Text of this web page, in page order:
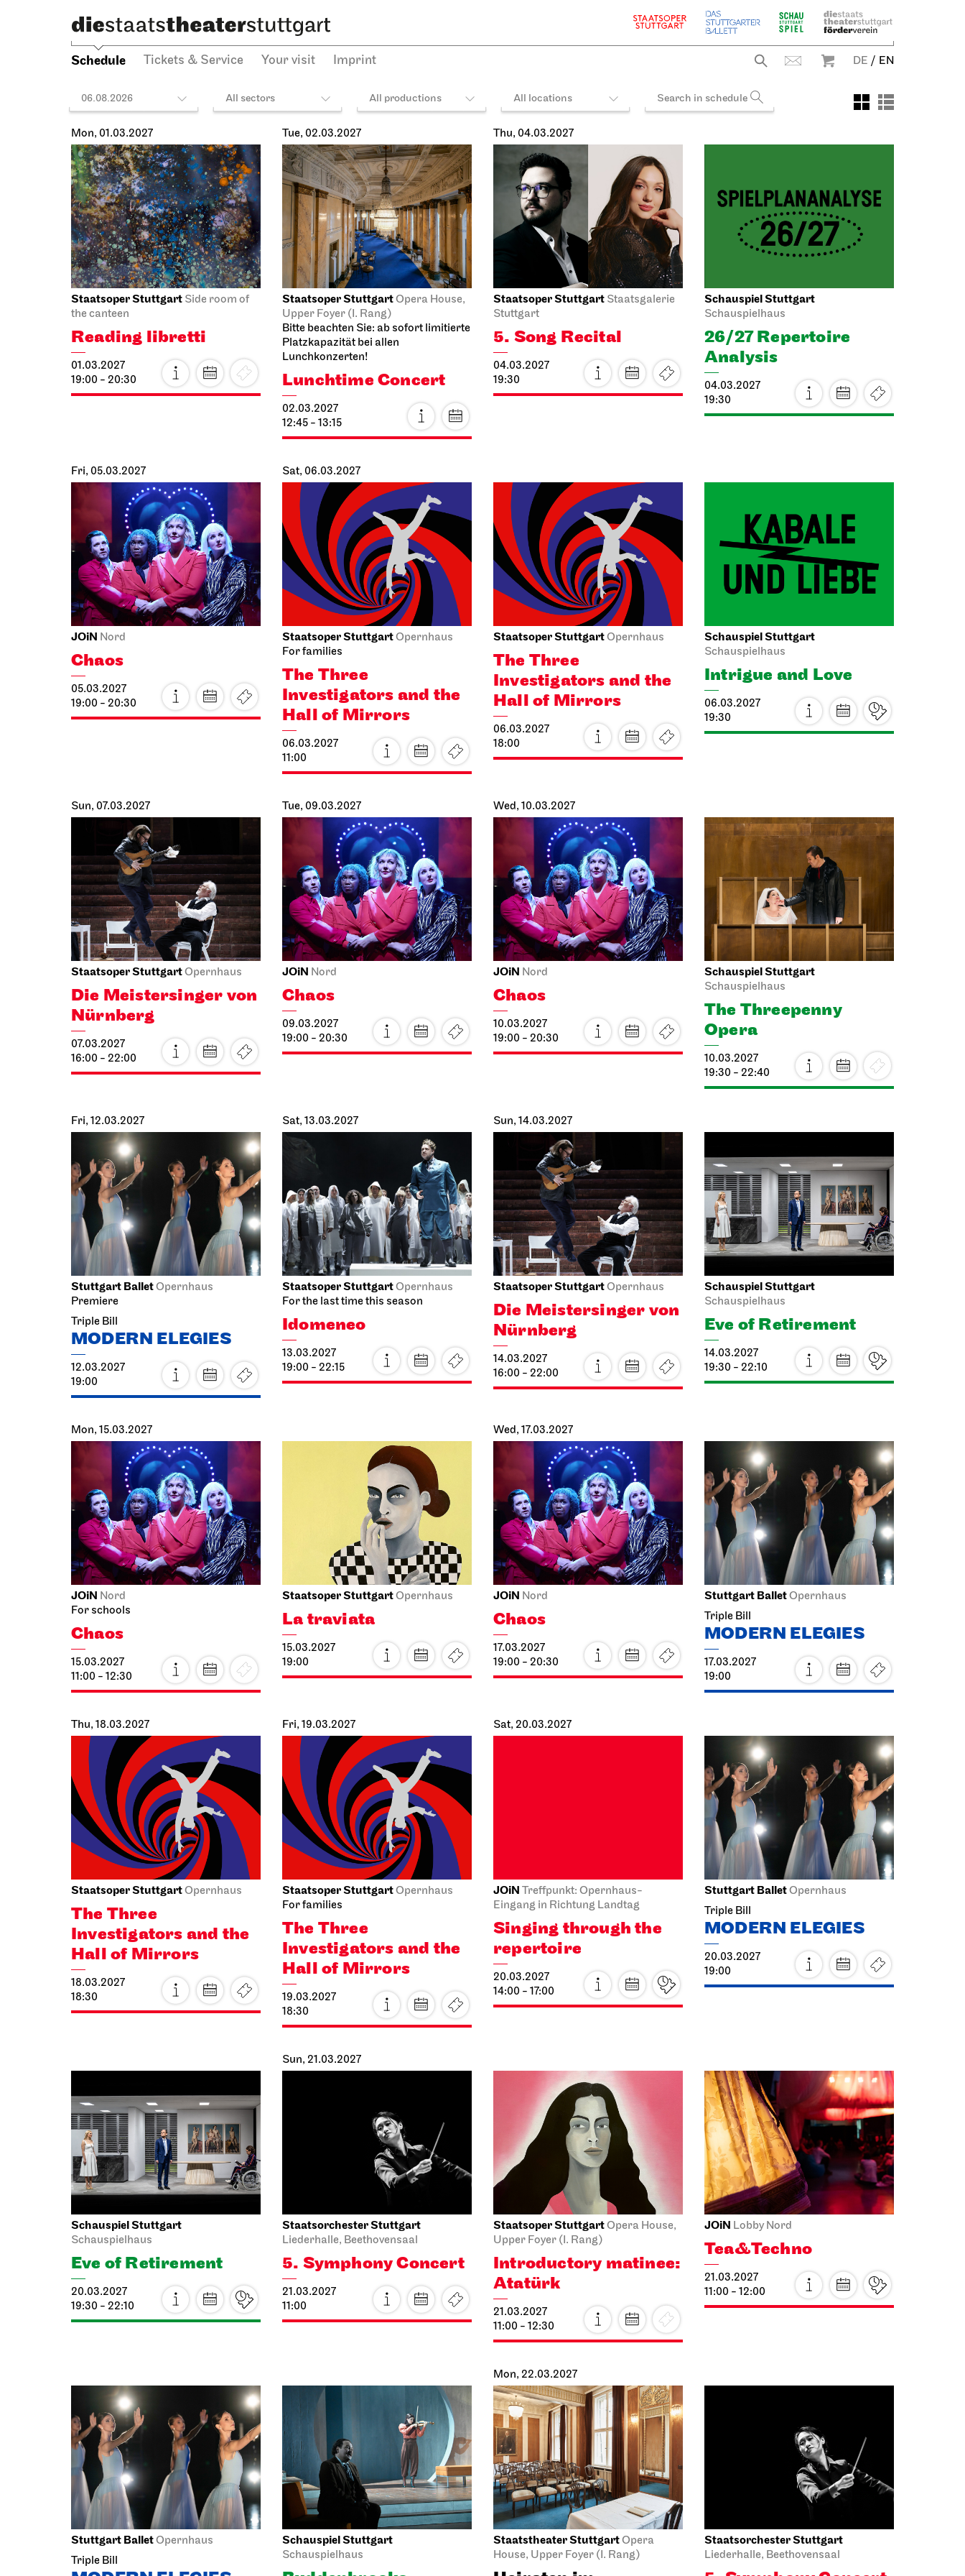
Schedule Tickets & Service Your visit Imprint DE / EN
06.08.2026 All sectors All productions All locations
Mon, 01.03.2027
Staatsoper Stuttgart Side room of
the canteen
Reading libretti
01.03.2027
19:00 - 20:30
Tue, 02.03.2027
Staatsoper StuttgartOpera House,
Upper Foyer (I. Rang)
Bitte beachten Sie: ab sofort limitierte
Platzkapazität bei allen
Lunchkonzerten!
Lunchtime Concert
02.03.2027
12:45 - 13:15
Thu, 04.03.2027
Staatsoper Stuttgart Staatsgalerie
Stuttgart
5. Song Recital
04.03.2027
19:30
Schauspiel Stuttgart
Schauspielhaus
26/27 Repertoire
Analysis
04.03.2027
19:30
Fri, 05.03.2027
JOiN Nord
Chaos
05.03.2027
19:00 - 20:30
Sat, 06.03.2027
Staatsoper StuttgartOpernhaus
For families
The Three
Investigators and the
Hall of Mirrors
06.03.2027
11:00
Staatsoper StuttgartOpernhaus
The Three
Investigators and the
Hall of Mirrors
06.03.2027
18:00
Schauspiel Stuttgart
Schauspielhaus
Intrigue and Love
06.03.2027
19:30
Sun, 07.03.2027
Staatsoper StuttgartOpernhaus
Die Meistersinger von
Nürnberg
07.03.2027
16:00 - 22:00
Tue, 09.03.2027
JOiN Nord
Chaos
09.03.2027
19:00 - 20:30
Wed, 10.03.2027
JOiN Nord
Chaos
10.03.2027
19:00 - 20:30
Schauspiel Stuttgart
Schauspielhaus
The Three­penny
Opera
10.03.2027
19:30 - 22:40
Fri, 12.03.2027
Stuttgart BalletOpernhaus
Premiere
Triple Bill
MODERN ELEGIES
12.03.2027
19:00
Sat, 13.03.2027
Staatsoper StuttgartOpernhaus
For the last time this season
Idomeneo
13.03.2027
19:00 - 22:15
Sun, 14.03.2027
Staatsoper StuttgartOpernhaus
Die Meistersinger von
Nürnberg
14.03.2027
16:00 - 22:00
Schauspiel Stuttgart
Schauspielhaus
Eve of Retirement
14.03.2027
19:30 - 22:10
Mon, 15.03.2027
JOiN Nord
For schools
Chaos
15.03.2027
11:00 - 12:30
Staatsoper StuttgartOpernhaus
La traviata
15.03.2027
19:00
Wed, 17.03.2027
JOiN Nord
Chaos
17.03.2027
19:00 - 20:30
Stuttgart BalletOpernhaus
Triple Bill
MODERN ELEGIES
17.03.2027
19:00
Thu, 18.03.2027
Staatsoper StuttgartOpernhaus
The Three
Investigators and the
Hall of Mirrors
18.03.2027
18:30
Fri, 19.03.2027
Staatsoper StuttgartOpernhaus
For families
The Three
Investigators and the
Hall of Mirrors
19.03.2027
18:30
Sat, 20.03.2027
JOiN Treffpunkt: Opernhaus-
Eingang in Richtung Landtag
Singing through the
repertoire
20.03.2027
14:00 - 17:00
Stuttgart BalletOpernhaus
Triple Bill
MODERN ELEGIES
20.03.2027
19:00
Schauspiel Stuttgart
Schauspielhaus
Eve of Retirement
20.03.2027
19:30 - 22:10
Sun, 21.03.2027
Staatsorchester Stuttgart
Liederhalle, Beethovensaal
5. Symphony Concert
21.03.2027
11:00
Staatsoper StuttgartOpera House,
Upper Foyer (I. Rang)
Introductory matinee:
Atatürk
21.03.2027
11:00 - 12:30
JOiN Lobby Nord
Tea&Techno
21.03.2027
11:00 - 12:00
Stuttgart BalletOpernhaus
Triple Bill
Schauspiel Stuttgart
Schauspielhaus
Mon, 22.03.2027
Staatstheater StuttgartOpera
House, Upper Foyer (I. Rang)
Staatsorchester Stuttgart
Liederhalle, Beethovensaal